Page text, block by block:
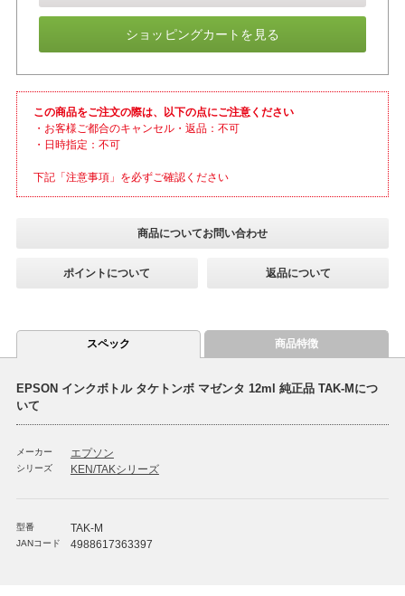
ショッピングカートを見る
この商品をご注文の際は、以下の点にご注意ください
・お客様ご都合のキャンセル・返品：不可
・日時指定：不可
下記「注意事項」を必ずご確認ください
商品についてお問い合わせ
ポイントについて 返品について
スペック 商品特徴
EPSON インクボトル タケトンボ マゼンタ 12ml 純正品 TAK-Mにつ
いて
メーカー エプソン
シリーズ KEN/TAKシリーズ
型番 TAK-M
JANコード 4988617363397